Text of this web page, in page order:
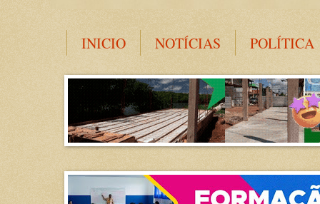
INICIO NOTÍCIAS POLÍTICA